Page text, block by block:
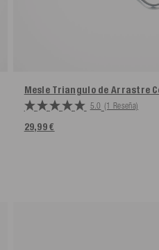
Mesle Triangulo de Arrastre
5.0 (1 Reseña)
29,99 €